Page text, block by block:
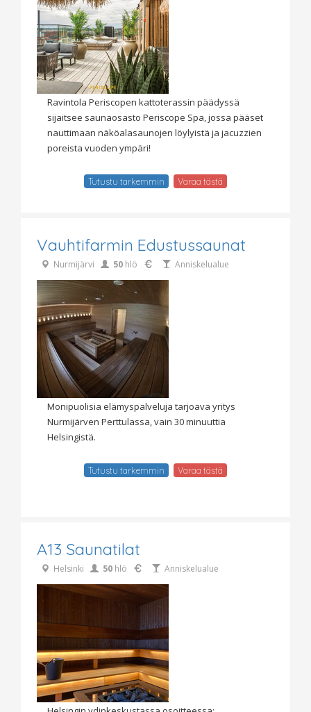
Ravintola Periscopen kattoterassin päädyssä
sijaitsee saunaosasto Periscope Spa, jossa pääset
nauttimaan näköalasaunojen löylyistä ja jacuzzien
poreista vuoden ympäri!
Tutustu tarkemmin Varaa tästä
Vauhtifarmin Edustussaunat
Nurmijärvi 50 hlö Anniskelualue
Monipuolisia elämyspalveluja tarjoava yritys
Nurmijärven Perttulassa, vain 30 minuuttia
Helsingistä.
Tutustu tarkemmin Varaa tästä
A13 Saunatilat
Helsinki 50 hlö Anniskelualue